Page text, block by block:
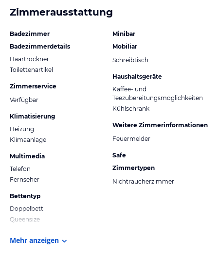
Zimmerausstattung
Badezimmer
Badezimmerdetails
Haartrockner
Toilettenartikel
Zimmerservice
Verfügbar
Klimatisierung
Heizung
Klimaanlage
Multimedia
Telefon
Fernseher
Bettentyp
Doppelbett
Queensize
Minibar
Mobiliar
Schreibtisch
Haushaltsgeräte
Kaffee- und
Teezubereitungsmöglichkeiten
Kühlschrank
Weitere Zimmerinformationen
Feuermelder
Safe
Zimmertypen
Nichtraucherzimmer
Mehr anzeigen